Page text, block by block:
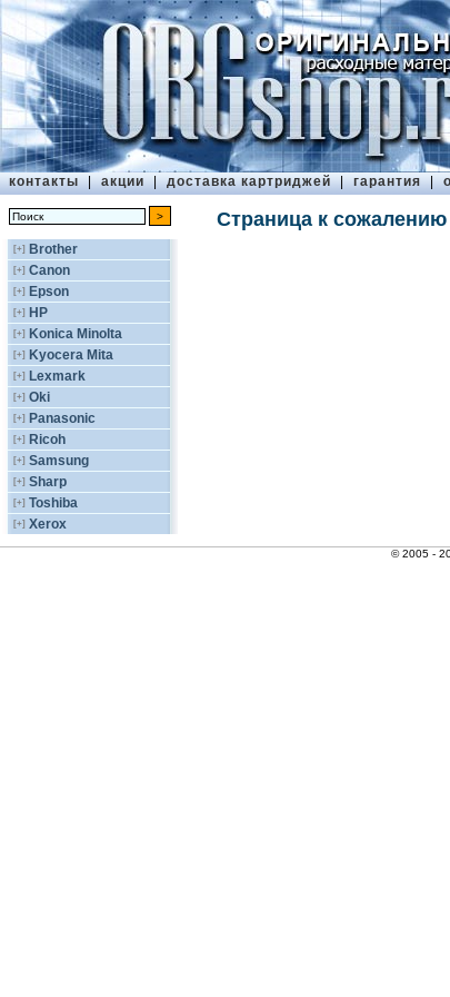
контакты | акции | доставка картриджей | гарантия |
[+] Brother
[+] Canon
[+] Epson
[+] HP
[+] Konica Minolta
[+] Kyocera Mita
[+] Lexmark
[+] Oki
[+] Panasonic
[+] Ricoh
[+] Samsung
[+] Sharp
[+] Toshiba
[+] Xerox
Страница к сожалению
© 2005 -